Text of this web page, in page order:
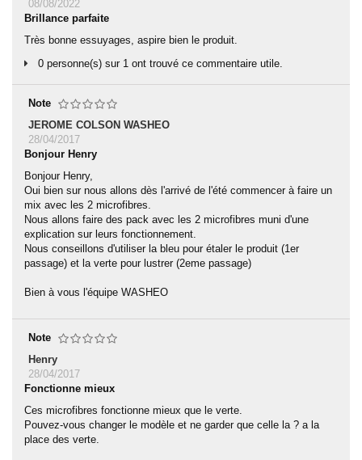
08/08/2022
Brillance parfaite
Très bonne essuyages, aspire bien le produit.
0 personne(s) sur 1 ont trouvé ce commentaire utile.
Note
JEROME COLSON WASHEO
28/04/2017
Bonjour Henry
Bonjour Henry,
Oui bien sur nous allons dès l'arrivé de l'été commencer à faire un
mix avec les 2 microfibres.
Nous allons faire des pack avec les 2 microfibres muni d'une
explication sur leurs fonctionnement.
Nous conseillons d'utiliser la bleu pour étaler le produit (1er
passage) et la verte pour lustrer (2eme passage)
Bien à vous l'équipe WASHEO
Note
Henry
28/04/2017
Fonctionne mieux
Ces microfibres fonctionne mieux que le verte.
Pouvez-vous changer le modèle et ne garder que celle la ? a la
place des verte.